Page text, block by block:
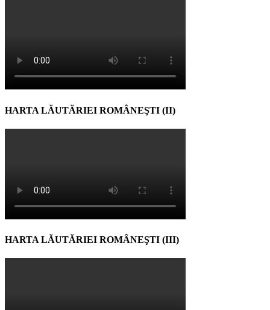
HARTA LĂUTĂRIEI ROMÂNEŞTI (II)
HARTA LĂUTĂRIEI ROMÂNEŞTI (III)